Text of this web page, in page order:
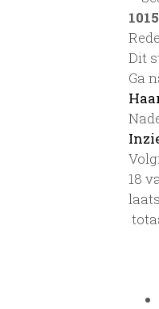
1015
Dit
Ga
18